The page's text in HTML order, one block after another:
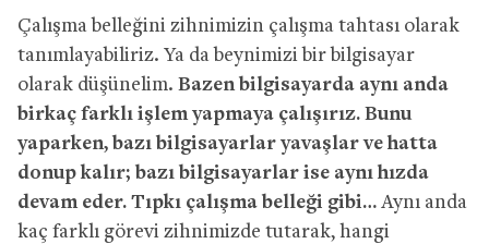
Çalışma belleğini zihnimizin çalışma tahtası olarak
tanımlayabiliriz. Ya da beynimizi bir bilgisayar
olarak düşünelim. Bazen bilgisayarda aynı anda
birkaç farklı işlem yapmaya çalışırız. Bunu
yaparken, bazı bilgisayarlar yavaşlar ve hatta
donup kalır; bazı bilgisayarlar ise aynı hızda
devam eder. Tıpkı çalışma belleği gibi… Aynı anda
kaç farklı görevi zihnimizde tutarak, hangi